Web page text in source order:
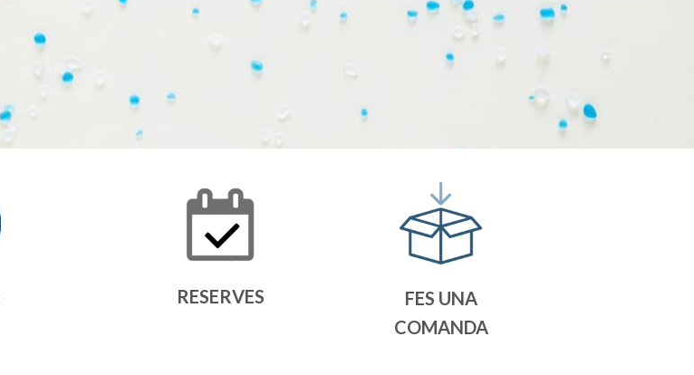
RESERVES
FES UNA
COMANDA